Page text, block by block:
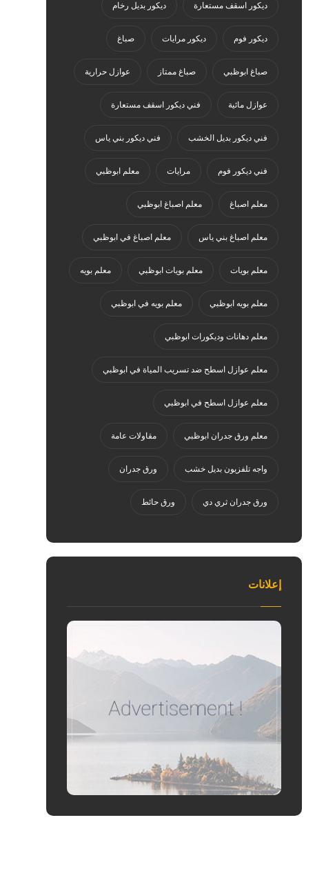
ديكور اسقف مستعارة ديكور بديل رخام
ديكور فوم ديكور مرايات صباغ
صباغ ابوظبي صباغ ممتاز عوازل حرارية
عوازل مائية فني ديكور اسقف مستعارة
فني ديكور بديل الخشب فني ديكور بني ياس
فني ديكور فوم مرايات معلم ابوظبي
معلم اصباغ معلم اصباغ ابوظبي
معلم اصباغ بني ياس معلم اصباغ في ابوظبي
معلم بويات معلم بويات ابوظبي معلم بويه
معلم بويه ابوظبي معلم بويه في ابوظبي
معلم دهانات وديكورات ابوظبي
معلم عوازل اسطح ضد تسريب المياة في ابوظبي
معلم عوازل اسطح في ابوظبي
معلم ورق جدران ابوظبي مقاولات عامة
واجه تلفزيون بديل خشب ورق جدران
ورق جدران ثري دي ورق حائط
إعلانات